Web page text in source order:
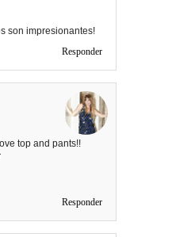
son impresionantes!
Responder
top and pants!!
Responder